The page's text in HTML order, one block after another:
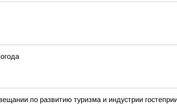
по развитию туризма и индустрии